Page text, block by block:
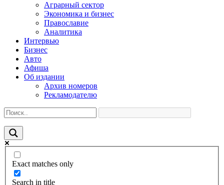
Аграрный сектор
Экономика и бизнес
Православие
Аналитика
Интервью
Бизнес
Авто
Афиша
Об издании
Архив номеров
Рекламодателю
Exact matches only
Search in title